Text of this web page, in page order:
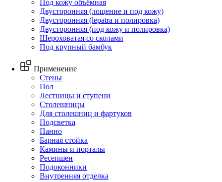
Под кожу объёмная
Двусторонняя (лощение и под кожу)
Двусторонняя (lepatra и полировка)
Двусторонняя (под кожу и полировка)
Шероховатая со сколами
Под крупный бамбук
Применение
Стены
Пол
Лестницы и ступени
Столешницы
Для столешниц и фартуков
Подсветка
Панно
Барная стойка
Камины и порталы
Ресепшен
Подоконники
Внутренняя отделка